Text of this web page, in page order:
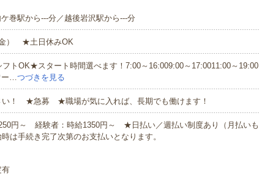
巻駅から---分／越後岩沢駅から---分
金） ★土日休みOK
トOK★スタート時間選べます！7:00～16:009:00～17:0011:00～19:00
ー…つづきを見る
い！ ★急募 ★職場が気に入れば、長期でも働けます！
円～ 経験者：時給1350円～ ★日払い／週払い制度あり（月払いも
は手続き完了次第のお支払いとなります。